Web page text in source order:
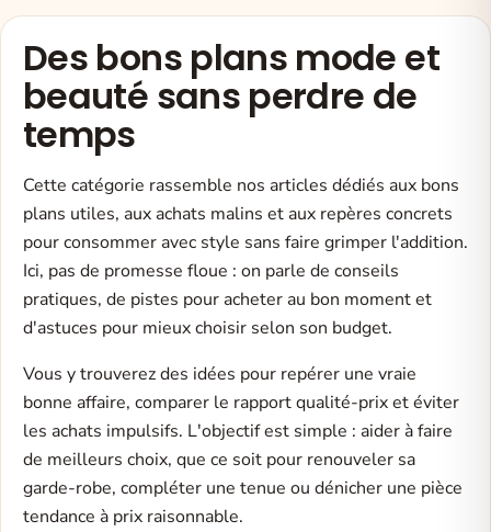
Des bons plans mode et
beauté sans perdre de
temps
Cette catégorie rassemble nos articles dédiés aux bons
plans utiles, aux achats malins et aux repères concrets
pour consommer avec style sans faire grimper l'addition.
Ici, pas de promesse floue : on parle de conseils
pratiques, de pistes pour acheter au bon moment et
d'astuces pour mieux choisir selon son budget.
Vous y trouverez des idées pour repérer une vraie
bonne affaire, comparer le rapport qualité-prix et éviter
les achats impulsifs. L'objectif est simple : aider à faire
de meilleurs choix, que ce soit pour renouveler sa
garde-robe, compléter une tenue ou dénicher une pièce
tendance à prix raisonnable.